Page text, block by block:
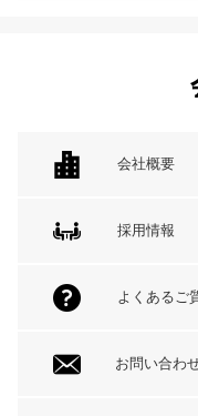
会社概要
採用情報
よくあるご
お問い合わ